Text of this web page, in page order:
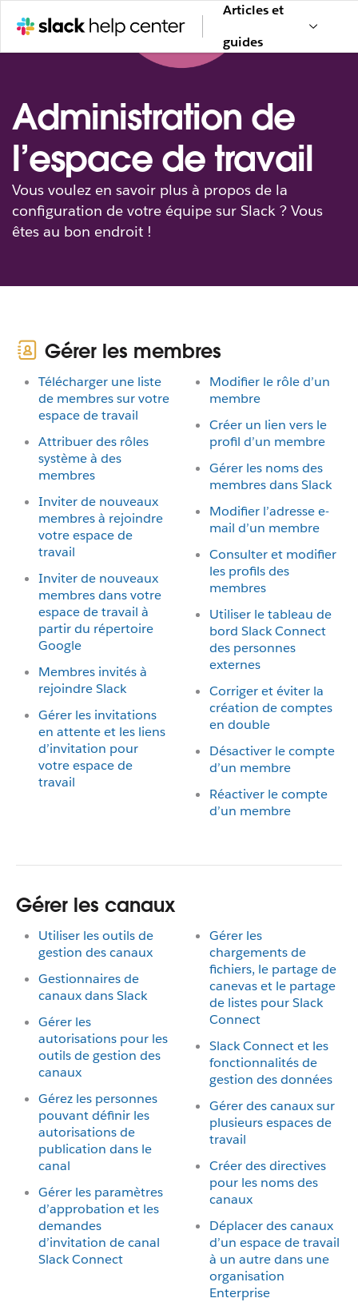
Articles et
guides
Administration de
l’espace de travail
Vous voulez en savoir plus à propos de la
configuration de votre équipe sur Slack ? Vous
êtes au bon endroit !
Gérer les membres
Télécharger une liste
de membres sur votre
espace de travail
Attribuer des rôles
système à des
membres
Inviter de nouveaux
membres à rejoindre
votre espace de
travail
Inviter de nouveaux
membres dans votre
espace de travail à
partir du répertoire
Google
Membres invités à
rejoindre Slack
Gérer les invitations
en attente et les liens
d’invitation pour
votre espace de
travail
Modifier le rôle d’un
membre
Créer un lien vers le
profil d’un membre
Gérer les noms des
membres dans Slack
Modifier l’adresse e-
mail d’un membre
Consulter et modifier
les profils des
membres
Utiliser le tableau de
bord Slack Connect
des personnes
externes
Corriger et éviter la
création de comptes
en double
Désactiver le compte
d’un membre
Réactiver le compte
d’un membre
Gérer les canaux
Utiliser les outils de
gestion des canaux
Gestionnaires de
canaux dans Slack
Gérer les
autorisations pour les
outils de gestion des
canaux
Gérez les personnes
pouvant définir les
autorisations de
publication dans le
canal
Gérer les paramètres
d’approbation et les
demandes
d’invitation de canal
Slack Connect
Gérer les
chargements de
fichiers, le partage de
canevas et le partage
de listes pour Slack
Connect
Slack Connect et les
fonctionnalités de
gestion des données
Gérer des canaux sur
plusieurs espaces de
travail
Créer des directives
pour les noms des
canaux
Déplacer des canaux
d’un espace de travail
à un autre dans une
organisation
Enterprise